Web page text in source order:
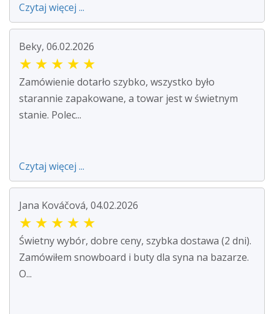
Czytaj więcej ...
Beky, 06.02.2026
★ ★ ★ ★ ★
Zamówienie dotarło szybko, wszystko było
starannie zapakowane, a towar jest w świetnym
stanie. Polec...
Czytaj więcej ...
Jana Kováčová, 04.02.2026
★ ★ ★ ★ ★
Świetny wybór, dobre ceny, szybka dostawa (2 dni).
Zamówiłem snowboard i buty dla syna na bazarze.
O...